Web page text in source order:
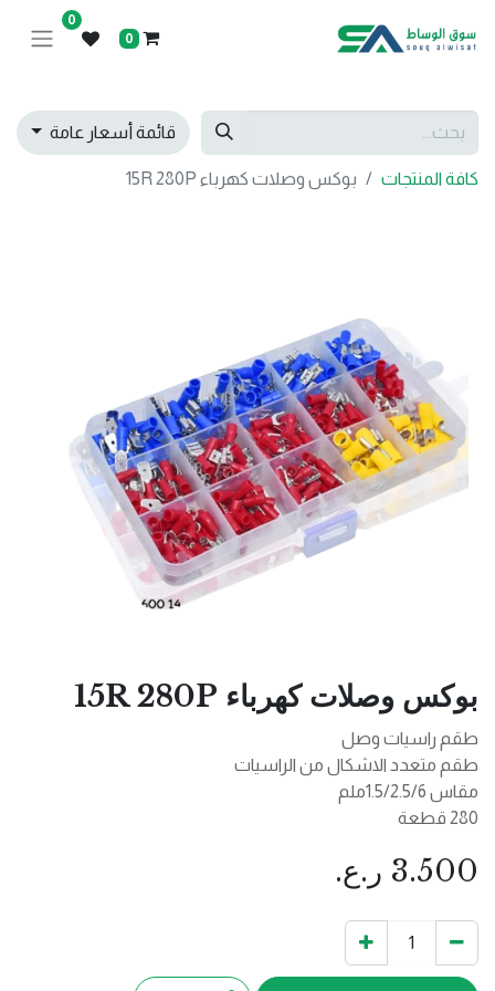
0
0
قائمة أسعار عامة
كافة المنتجات بوكس وصلات كهرباء 15R 280P
بوكس وصلات كهرباء 15R 280P
طقم راسيات وصل
طقم متعدد الاشكال من الراسيات
مقاس 1.5/2.5/6ملم
280 قطعة
3.500 ر.ع.